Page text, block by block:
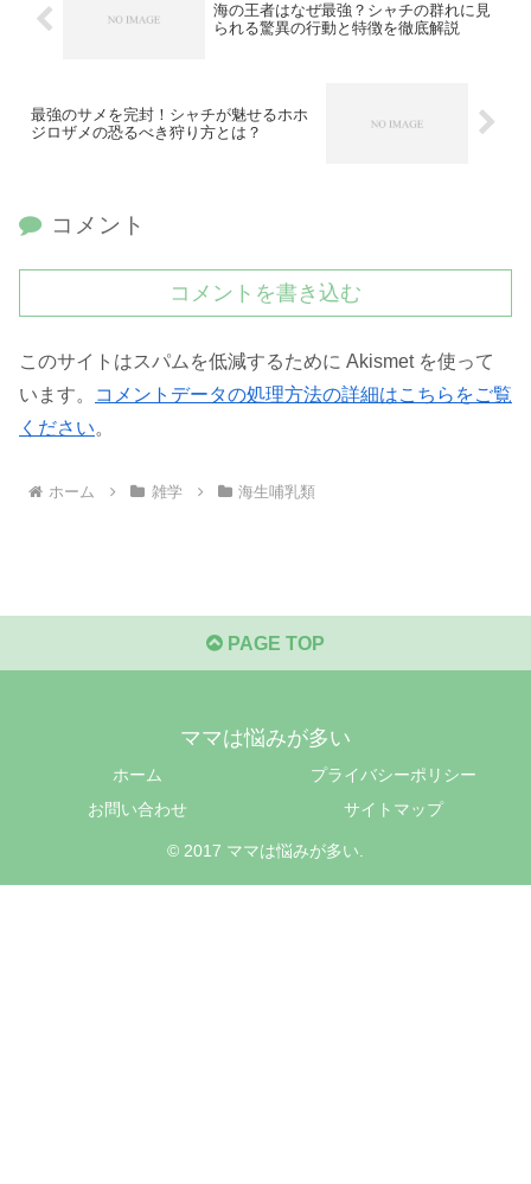
海の王者はなぜ最強？シャチの群れに見
られる驚異の行動と特徴を徹底解説
最強のサメを完封！シャチが魅せるホホ
ジロザメの恐るべき狩り方とは？
コメント
コメントを書き込む
このサイトはスパムを低減するために Akismet を使って
います。
コメントデータの処理方法の詳細はこちらをご覧
ください。
ホーム 雑学 海生哺乳類
PAGE TOP
ママは悩みが多い
ホーム
プライバシーポリシー
お問い合わせ
サイトマップ
© 2017 ママは悩みが多い.